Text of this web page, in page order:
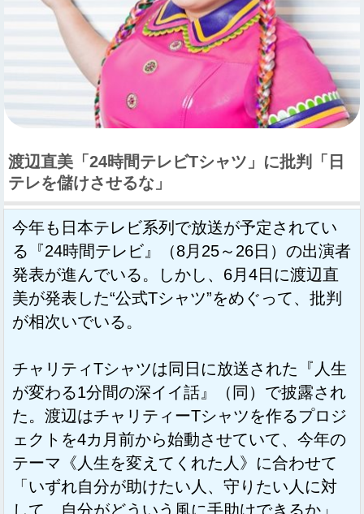
渡辺直美「24時間テレビTシャツ」に批判「日
テレを儲けさせるな」
今年も日本テレビ系列で放送が予定されてい
る『24時間テレビ』（8月25～26日）の出演者
発表が進んでいる。しかし、6月4日に渡辺直
美が発表した“公式Tシャツ”をめぐって、批判
が相次いでいる。
チャリティTシャツは同日に放送された『人生
が変わる1分間の深イイ話』（同）で披露され
た。渡辺はチャリティーTシャツを作るプロジ
ェクトを4カ月前から始動させていて、今年の
テーマ《人生を変えてくれた人》に合わせて
「いずれ自分が助けたい人、守りたい人に対
して、自分がどういう風に手助けできるか」